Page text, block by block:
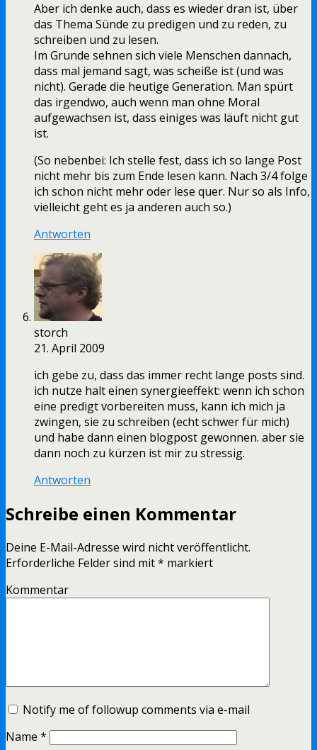
Aber ich denke auch, dass es wieder dran ist, über
das Thema Sünde zu predigen und zu reden, zu
schreiben und zu lesen.
Im Grunde sehnen sich viele Menschen dannach,
dass mal jemand sagt, was scheiße ist (und was
nicht). Gerade die heutige Generation. Man spürt
das irgendwo, auch wenn man ohne Moral
aufgewachsen ist, dass einiges was läuft nicht gut
ist.
(So nebenbei: Ich stelle fest, dass ich so lange Post
nicht mehr bis zum Ende lesen kann. Nach 3/4 folge
ich schon nicht mehr oder lese quer. Nur so als Info,
vielleicht geht es ja anderen auch so.)
Antworten
storch
21. April 2009
ich gebe zu, dass das immer recht lange posts sind.
ich nutze halt einen synergieeffekt: wenn ich schon
eine predigt vorbereiten muss, kann ich mich ja
zwingen, sie zu schreiben (echt schwer für mich)
und habe dann einen blogpost gewonnen. aber sie
dann noch zu kürzen ist mir zu stressig.
Antworten
Schreibe einen Kommentar
Deine E-Mail-Adresse wird nicht veröffentlicht.
Erforderliche Felder sind mit* markiert
Kommentar
Notify me of followup comments via e-mail
Name *